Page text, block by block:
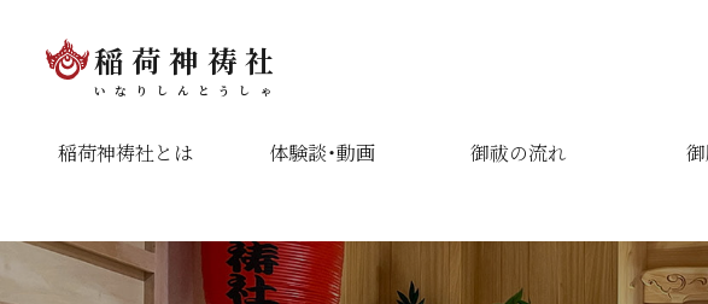
稲荷神祷社
いなりしんとうしゃ
稲荷神祷社とは 体験談・動画 御祓の流れ